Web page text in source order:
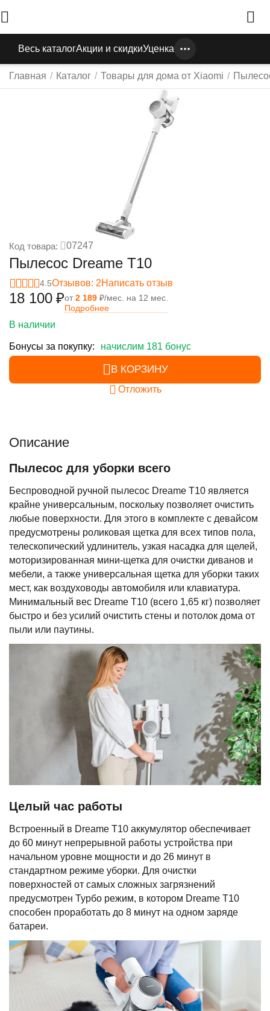
Весь каталогАкции и скидкиУценка
Главная / Каталог / Товары для дома от Xiaomi /
Код товара: 07247
Пылесос Dreame T10
4.5Отзывов: 2Написать отзыв
18 100 ₽от 2 189 ₽/мес. на 12 мес.
Подробнее
В наличии
Бонусы за покупку: начислим 181 бонус
В КОРЗИНУ
Отложить
Описание
Пылесос для уборки всего
Беспроводной ручной пылесос Dreame T10 является
крайне универсальным, поскольку позволяет очистить
любые поверхности. Для этого в комплекте с девайсом
предусмотрены роликовая щетка для всех типов пола,
телескопический удлинитель, узкая насадка для щелей,
моторизированная мини-щетка для очистки диванов и
мебели, а также универсальная щетка для уборки таких
мест, как воздуховоды автомобиля или клавиатура.
Минимальный вес Dreame T10 (всего 1,65 кг) позволяет
быстро и без усилий очистить стены и потолок дома от
пыли или паутины.
Целый час работы
Встроенный в Dreame T10 аккумулятор обеспечивает
до 60 минут непрерывной работы устройства при
начальном уровне мощности и до 26 минут в
стандартном режиме уборки. Для очистки
поверхностей от самых сложных загрязнений
предусмотрен Турбо режим, в котором Dreame T10
способен проработать до 8 минут на одном заряде
батареи.